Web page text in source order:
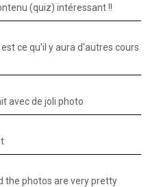
(quiz) intéressant !!
ce qu'il y aura d'autres cours
avec de joli photo
the photos are very pretty